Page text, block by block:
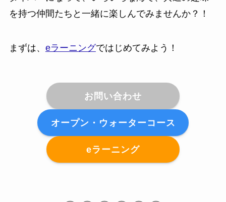
を持つ仲間たちと一緒に楽しんでみませんか？！
まずは、 eラーニングではじめてみよう！
お問い合わせ
オープン・ウォーターコース
eラーニング